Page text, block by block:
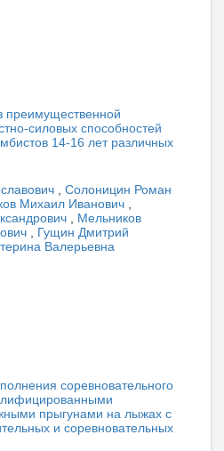
преимущественной
силовых способностей
14-16 лет различных
, Солоницин Роман
Михаил Иванович ,
, Мельников
, Гущин Дмитрий
Валерьевна
соревновательного
прыгунами на лыжах с
и соревновательных